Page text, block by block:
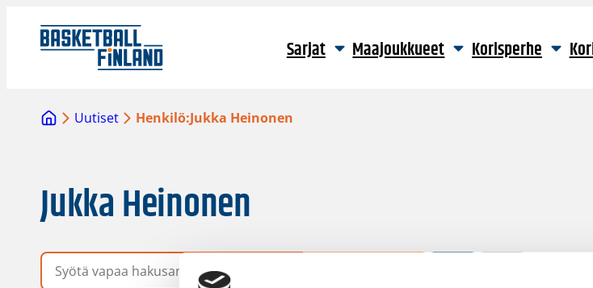
Sarjat Maajoukkueet Korisperhe
Uutiset Henkilö:Jukka Heinonen
Jukka Heinonen
Vapaa hakusana